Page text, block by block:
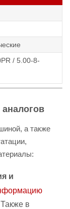
/ 5.00-8-
а также
и
Также в